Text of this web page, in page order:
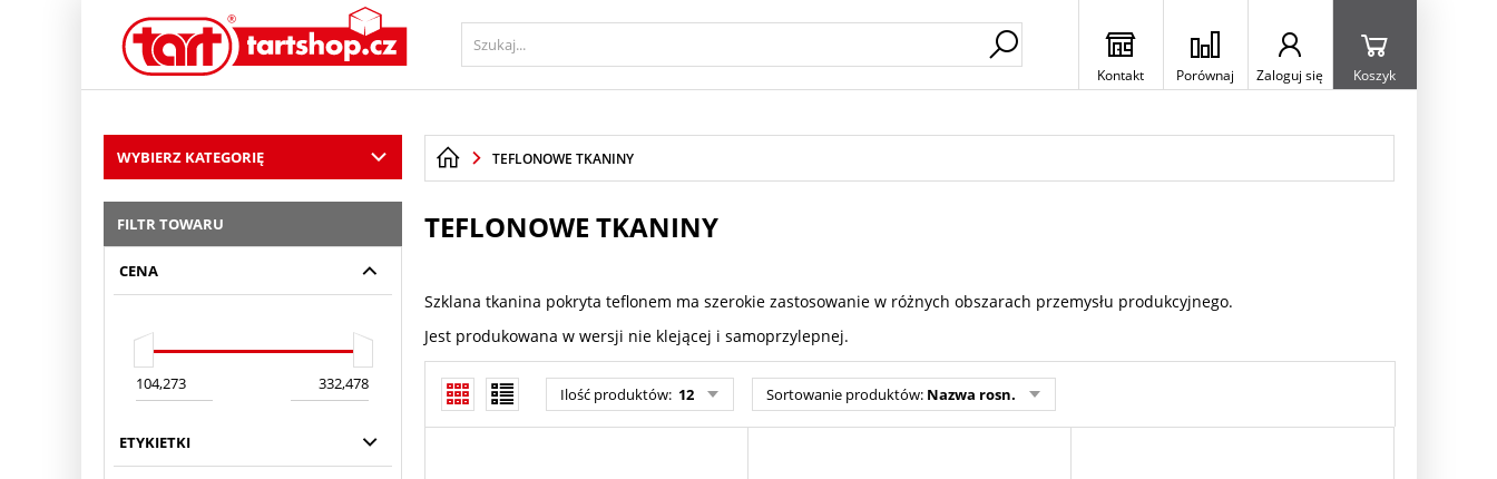
Kontakt Porównaj Zaloguj się Koszyk
WYBIERZ KATEGORIĘ
FILTR TOWARU
CENA
ETYKIETKI
TEFLONOWE TKANINY
TEFLONOWE TKANINY
Szklana tkanina pokryta teflonem ma szerokie zastosowanie w różnych obszarach przemysłu produkcyjnego.
Jest produkowana w wersji nie klejącej i samoprzylepnej.
Ilość produktów: 12 Sortowanie produktów: Nazwa rosn.